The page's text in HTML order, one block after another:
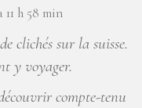
11 h 58 min
clichés sur la suisse.
y voyager.
compte-tenu